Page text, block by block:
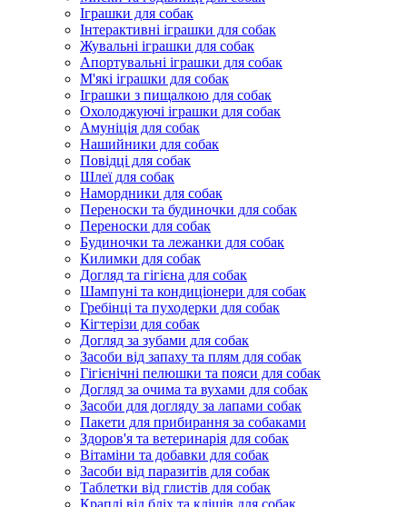
Іграшки для собак
Інтерактивні іграшки для собак
Жувальні іграшки для собак
Апортувальні іграшки для собак
М'які іграшки для собак
Іграшки з пищалкою для собак
Охолоджуючі іграшки для собак
Амуніція для собак
Нашийники для собак
Повідці для собак
Шлеї для собак
Намордники для собак
Переноски та будиночки для собак
Переноски для собак
Будиночки та лежанки для собак
Килимки для собак
Догляд та гігієна для собак
Шампуні та кондиціонери для собак
Гребінці та пуходерки для собак
Кігтерізи для собак
Догляд за зубами для собак
Засоби від запаху та плям для собак
Гігієнічні пелюшки та пояси для собак
Догляд за очима та вухами для собак
Засоби для догляду за лапами собак
Пакети для прибирання за собаками
Здоров'я та ветеринарія для собак
Вітаміни та добавки для собак
Засоби від паразитів для собак
Таблетки від глистів для собак
Краплі від бліх та кліщів для собак